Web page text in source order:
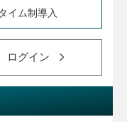
ム制導入
ログイン